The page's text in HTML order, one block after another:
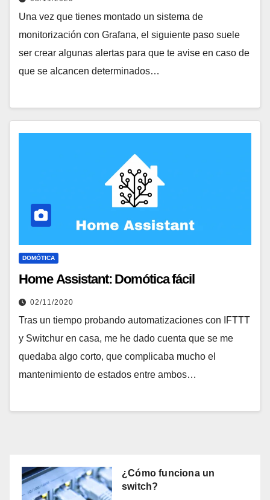
Una vez que tienes montado un sistema de
monitorización con Grafana, el siguiente paso suele
ser crear algunas alertas para que te avise en caso de
que se alcancen determinados…
DOMÓTICA
Home Assistant: Domótica fácil
02/11/2020
Tras un tiempo probando automatizaciones con IFTTT
y Switchur en casa, me he dado cuenta que se me
quedaba algo corto, que complicaba mucho el
mantenimiento de estados entre ambos…
¿Cómo funciona un
switch?